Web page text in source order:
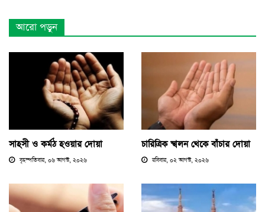
আরো পড়ুন
সাহসী ও কর্মঠ হওয়ার দোয়া
বৃহস্পতিবার, ০৬ আগস্ট, ২০২৬
চারিত্রিক স্খলন থেকে বাঁচার দোয়া
রবিবার, ০২ আগস্ট, ২০২৬